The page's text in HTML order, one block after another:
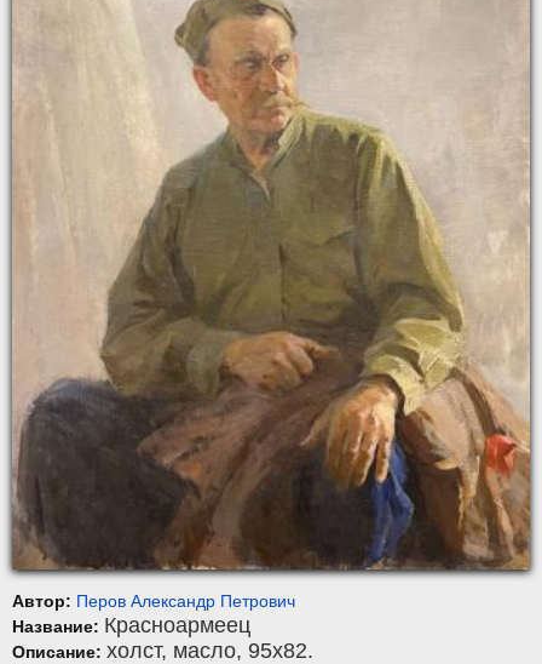
Автор: Перов Александр Петрович
Название: Красноармеец
Описание: холст, масло, 95x82.